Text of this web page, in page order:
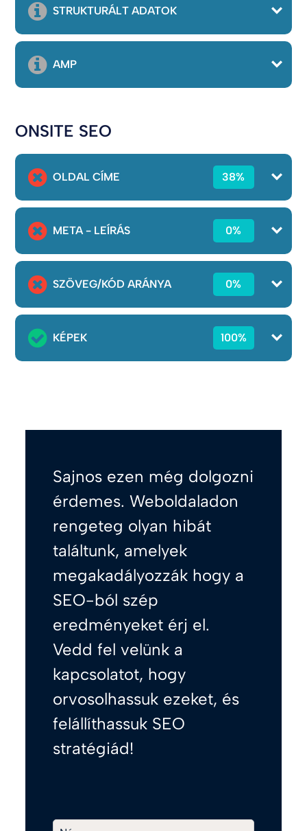
STRUKTURÁLT ADATOK
AMP
ONSITE SEO
OLDAL CÍME 38%
META - LEÍRÁS 0%
SZÖVEG/KÓD ARÁNYA 0%
KÉPEK 100%
Sajnos ezen még dolgozni
érdemes. Weboldaladon
rengeteg olyan hibát
találtunk, amelyek
megakadályozzák hogy a
SEO-ból szép
eredményeket érj el.
Vedd fel velünk a
kapcsolatot, hogy
orvosolhassuk ezeket, és
felállíthassuk SEO
stratégiád!